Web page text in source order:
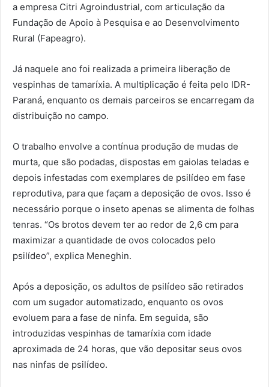
a empresa Citri Agroindustrial, com articulação da
Fundação de Apoio à Pesquisa e ao Desenvolvimento
Rural (Fapeagro).
Já naquele ano foi realizada a primeira liberação de
vespinhas de tamaríxia. A multiplicação é feita pelo IDR-
Paraná, enquanto os demais parceiros se encarregam da
distribuição no campo.
O trabalho envolve a contínua produção de mudas de
murta, que são podadas, dispostas em gaiolas teladas e
depois infestadas com exemplares de psilídeo em fase
reprodutiva, para que façam a deposição de ovos. Isso é
necessário porque o inseto apenas se alimenta de folhas
tenras. “Os brotos devem ter ao redor de 2,6 cm para
maximizar a quantidade de ovos colocados pelo
psilídeo”, explica Meneghin.
Após a deposição, os adultos de psilídeo são retirados
com um sugador automatizado, enquanto os ovos
evoluem para a fase de ninfa. Em seguida, são
introduzidas vespinhas de tamaríxia com idade
aproximada de 24 horas, que vão depositar seus ovos
nas ninfas de psilídeo.